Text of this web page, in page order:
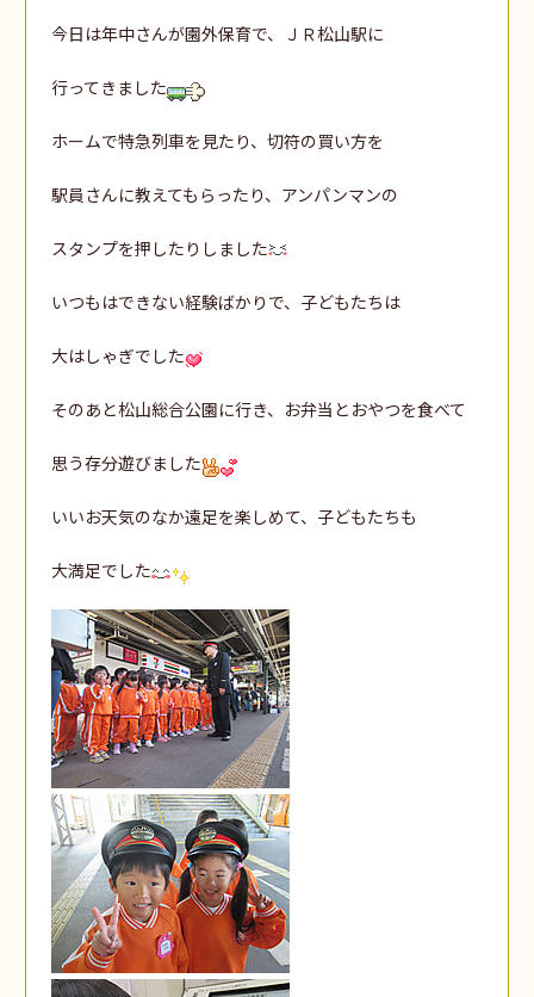
今日は年中さんが園外保育で、ＪＲ松山駅に
行ってきました
ホームで特急列車を見たり、切符の買い方を
駅員さんに教えてもらったり、アンパンマンの
スタンプを押したりしました
いつもはできない経験ばかりで、子どもたちは
大はしゃぎでした
そのあと松山総合公園に行き、お弁当とおやつを食べて
思う存分遊びました
いいお天気のなか遠足を楽しめて、子どもたちも
大満足でした